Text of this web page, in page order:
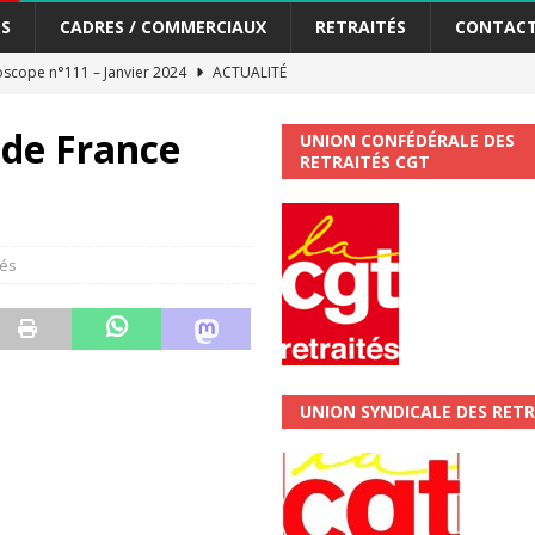
CADRES / COMMERCIAUX RETRAITÉS
n°111 – Janvier 2024
ACTUALITÉ
et…. des augmentations pour les salariéS !!!
de développement de la Direction Commerciale DDCE/Télévente :
France
UNION CONFÉDÉRALE DES
RETRAITÉS CGT
UNION SYNDICALE DES